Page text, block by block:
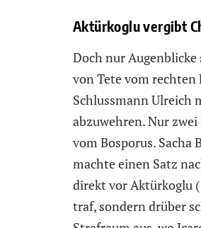
Aktürkoglu vergibt
Doch nur Augenblicke
von Tete vom rechten
Schlussmann Ulreich
abzuwehren. Nur
vom Bosporus. Sacha
machte einen Satz
direkt vor Aktürkoglu
traf, sondern drüber